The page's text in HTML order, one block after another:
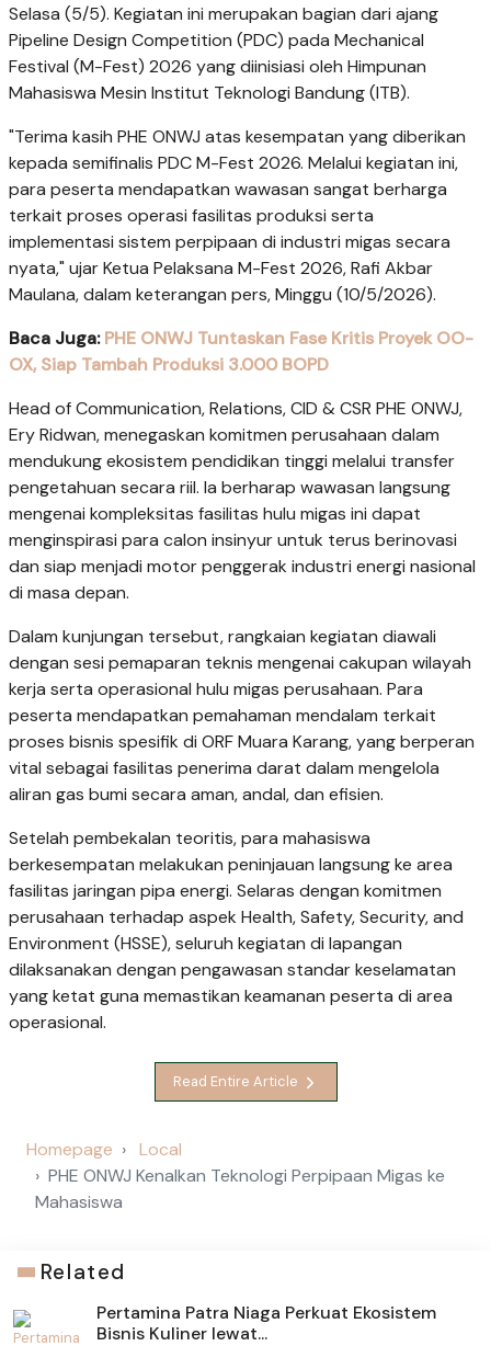
Selasa (5/5). Kegiatan ini merupakan bagian dari ajang
Pipeline Design Competition (PDC) pada Mechanical
Festival (M-Fest) 2026 yang diinisiasi oleh Himpunan
Mahasiswa Mesin Institut Teknologi Bandung (ITB).
"Terima kasih PHE ONWJ atas kesempatan yang diberikan
kepada semifinalis PDC M-Fest 2026. Melalui kegiatan ini,
para peserta mendapatkan wawasan sangat berharga
terkait proses operasi fasilitas produksi serta
implementasi sistem perpipaan di industri migas secara
nyata," ujar Ketua Pelaksana M-Fest 2026, Rafi Akbar
Maulana, dalam keterangan pers, Minggu (10/5/2026).
Baca Juga:PHE ONWJ Tuntaskan Fase Kritis Proyek OO-
OX, Siap Tambah Produksi 3.000 BOPD
Head of Communication, Relations, CID & CSR PHE ONWJ,
Ery Ridwan, menegaskan komitmen perusahaan dalam
mendukung ekosistem pendidikan tinggi melalui transfer
pengetahuan secara riil. Ia berharap wawasan langsung
mengenai kompleksitas fasilitas hulu migas ini dapat
menginspirasi para calon insinyur untuk terus berinovasi
dan siap menjadi motor penggerak industri energi nasional
di masa depan.
Dalam kunjungan tersebut, rangkaian kegiatan diawali
dengan sesi pemaparan teknis mengenai cakupan wilayah
kerja serta operasional hulu migas perusahaan. Para
peserta mendapatkan pemahaman mendalam terkait
proses bisnis spesifik di ORF Muara Karang, yang berperan
vital sebagai fasilitas penerima darat dalam mengelola
aliran gas bumi secara aman, andal, dan efisien.
Setelah pembekalan teoritis, para mahasiswa
berkesempatan melakukan peninjauan langsung ke area
fasilitas jaringan pipa energi. Selaras dengan komitmen
perusahaan terhadap aspek Health, Safety, Security, and
Environment (HSSE), seluruh kegiatan di lapangan
dilaksanakan dengan pengawasan standar keselamatan
yang ketat guna memastikan keamanan peserta di area
operasional.
Read Entire Article
Homepage
Local
PHE ONWJ Kenalkan Teknologi Perpipaan Migas ke
Mahasiswa
Related
Pertamina Patra Niaga Perkuat Ekosistem
Bisnis Kuliner lewat...